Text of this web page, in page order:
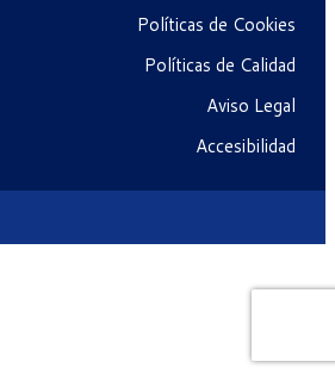
Políticas de Cookies
Políticas de Calidad
Aviso Legal
Accesibilidad